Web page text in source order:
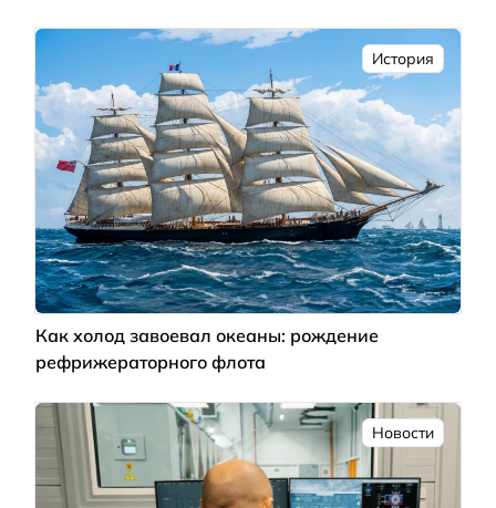
История
Как холод завоевал океаны: рождение
рефрижераторного флота
Новости